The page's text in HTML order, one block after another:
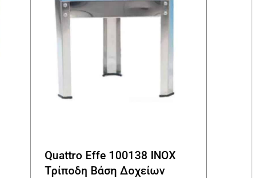
Quattro Effe 100138 INOX
Τρίποδη Βάση Δοχείων